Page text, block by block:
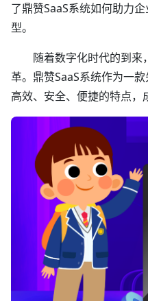
了鼎赞SaaS系统如何助力
型。
随着数字化时代的到来
革。鼎赞SaaS系统作为一
高效、安全、便捷的特点，